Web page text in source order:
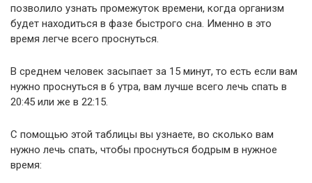
позволило узнать промежуток времени, когда организм
будет находиться в фазе быстрого сна. Именно в это
время легче всего проснуться.
В среднем человек засыпает за 15 минут, то есть если вам
нужно проснуться в 6 утра, вам лучше всего лечь спать в
20:45 или же в 22:15.
С помощью этой таблицы вы узнаете, во сколько вам
нужно лечь спать, чтобы проснуться бодрым в нужное
время: